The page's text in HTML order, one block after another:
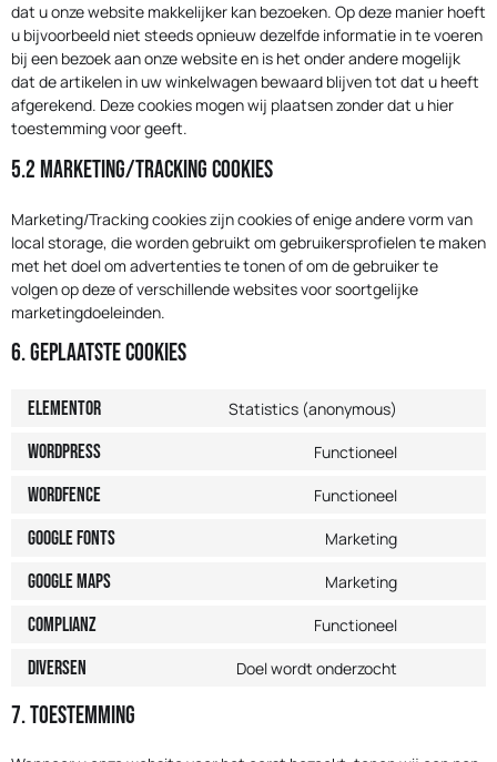
dat u onze website makkelijker kan bezoeken. Op deze manier hoeft
u bijvoorbeeld niet steeds opnieuw dezelfde informatie in te voeren
bij een bezoek aan onze website en is het onder andere mogelijk
dat de artikelen in uw winkelwagen bewaard blijven tot dat u heeft
afgerekend. Deze cookies mogen wij plaatsen zonder dat u hier
toestemming voor geeft.
5.2 Marketing/Tracking cookies
Marketing/Tracking cookies zijn cookies of enige andere vorm van
local storage, die worden gebruikt om gebruikersprofielen te maken
met het doel om advertenties te tonen of om de gebruiker te
volgen op deze of verschillende websites voor soortgelijke
marketingdoeleinden.
6. Geplaatste cookies
Elementor Statistics (anonymous)
WordPress Functioneel
Wordfence Functioneel
Google Fonts Marketing
Google Maps Marketing
Complianz Functioneel
Diversen Doel wordt onderzocht
7. Toestemming